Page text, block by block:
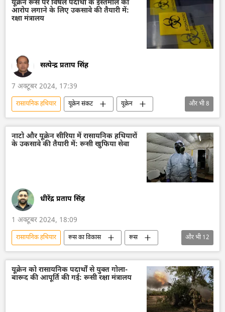
यूक्रेन
खतरनाक रसायन
रूसी सेना
वोलोडिमिर ज़ेलेंस्की
व्लादिमीर पुतिन
यूक्रेन रूस पर विषैले पदार्थों के इस्तेमाल का
आरोप लगाने के लिए उकसावे की तैयारी में:
रक्षा मंत्रालय
सत्येन्द्र प्रताप सिंह
7 अक्टूबर 2024, 17:39
रासायनिक हथियार यूक्रेन संकट
यूक्रेन
यूक्रेन का जवाबी हमला
यूक्रेन सशस्त्र बल
रूस
सामूहिक विनाश का हथियार
रक्षा मंत्रालय (MoD)
और भी8
नाटो और यूक्रेन सीरिया में रासायनिक हथियारों
के उकसावे की तैयारी में: रूसी खुफिया सेवा
धीरेंद्र प्रताप सिंह
1 अक्टूबर 2024, 18:09
रासायनिक हथियार रूस का विकास
रूस
मास्को
केंद्रीय खुफिया एजेंसी
रूसी सेना
खतरनाक रसायन
हथियारों की आपूर्ति
सीरियाई गृहयुद्ध
और भी12
यूक्रेन को रासायनिक पदार्थों से युक्त गोला-
बारूद की आपूर्ति की गई: रूसी रक्षा मंत्रालय